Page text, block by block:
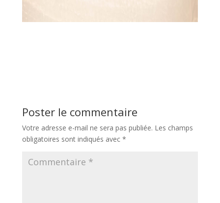
Poster le commentaire
Votre adresse e-mail ne sera pas publiée. Les champs
obligatoires sont indiqués avec *